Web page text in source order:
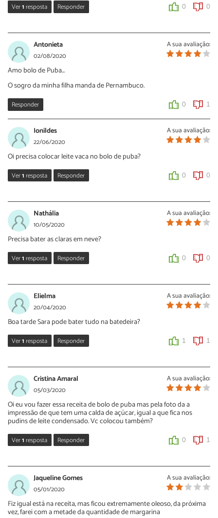
Ver1resposta Responder 0 0
12/08/2020
Oi Leda, esse não é um bolo fofinho por isso a massa fica durinha
sim.
A sua avaliação:
Antonieta
02/08/2020
Amo bolo de Puba...
O sogro da minha filha manda de Pernambuco.
Responder 0 1
A sua avaliação:
Ionildes
22/06/2020
Oi precisa colocar leite vaca no bolo de puba?
Ver1resposta Responder 0 0
23/06/2020
Oi Ionildes, não precisa. Esta receita de bolo de puba é preparada
com leite de coco. Faça e conte para nós o que você achou!
A sua avaliação:
Nathália
10/05/2020
Precisa bater as claras em neve?
Ver1resposta Responder 0 0
11/05/2020
OI Nathália. Precisa sim, no ponto 1 indicamos: "bata as claras
com o sal até ficarem firmes". Experimente e conte para nós o
que você achou!
0 1
A sua avaliação:
Elielma
20/04/2020
Boa tarde Sara pode bater tudo na batedeira?
Ver1resposta Responder 1 1
21/04/2020
Oi Elielma, não aconselhamos pois a massa é muito densa. Prefira
bater na mão.
0
A sua avaliação:
Cristina Amaral
05/03/2020
Oi eu vou fazer essa receita de bolo de puba mas pela foto da a
impressão de que tem uma calda de açúcar, igual a que fica nos
pudins de leite condensado. Vc colocou também?
Ver1resposta Responder 0 1
06/03/2020
Oi Cristina. A foto é ilustrativa, mas você pode banhar o bolo com
calda de açúcar após pronto. Experimente e bom apetite!
A sua avaliação:
Jaqueline Gomes
05/01/2020
Fiz igual está na receita, mas ficou extremamente oleoso, da próxima
vez, farei com a metade da quantidade de margarina